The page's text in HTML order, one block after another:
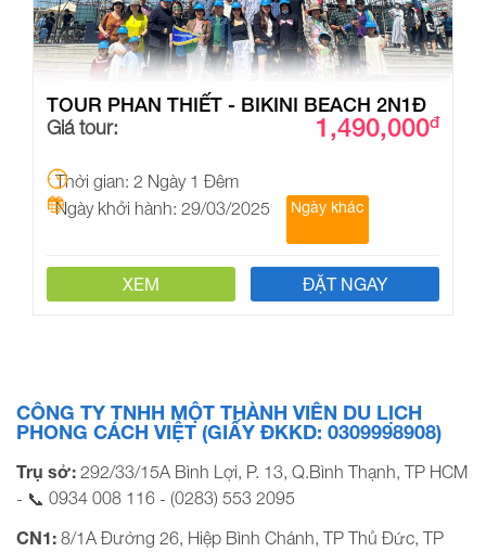
TOUR PHAN THIẾT - BIKINI BEACH 2N1Đ
Giá tour: 1,490,000đ
Thời gian: 2 Ngày 1 Đêm
Ngày khởi hành: 29/03/2025
Ngày khác
XEM ĐẶT NGAY
CÔNG TY TNHH MỘT THÀNH VIÊN DU LỊCH
PHONG CÁCH VIỆT (GIẤY ĐKKD: 0309998908)
Trụ sở: 292/33/15A Bình Lợi, P. 13, Q.Bình Thạnh, TP HCM
- 📞 0934 008 116 - (0283) 553 2095
CN1: 8/1A Đường 26, Hiệp Bình Chánh, TP Thủ Đức, TP